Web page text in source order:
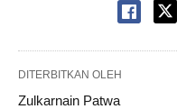
DITERBITKAN OLEH
Zulkarnain Patwa